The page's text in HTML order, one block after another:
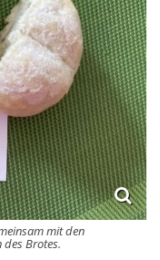
mit den
des Brotes.